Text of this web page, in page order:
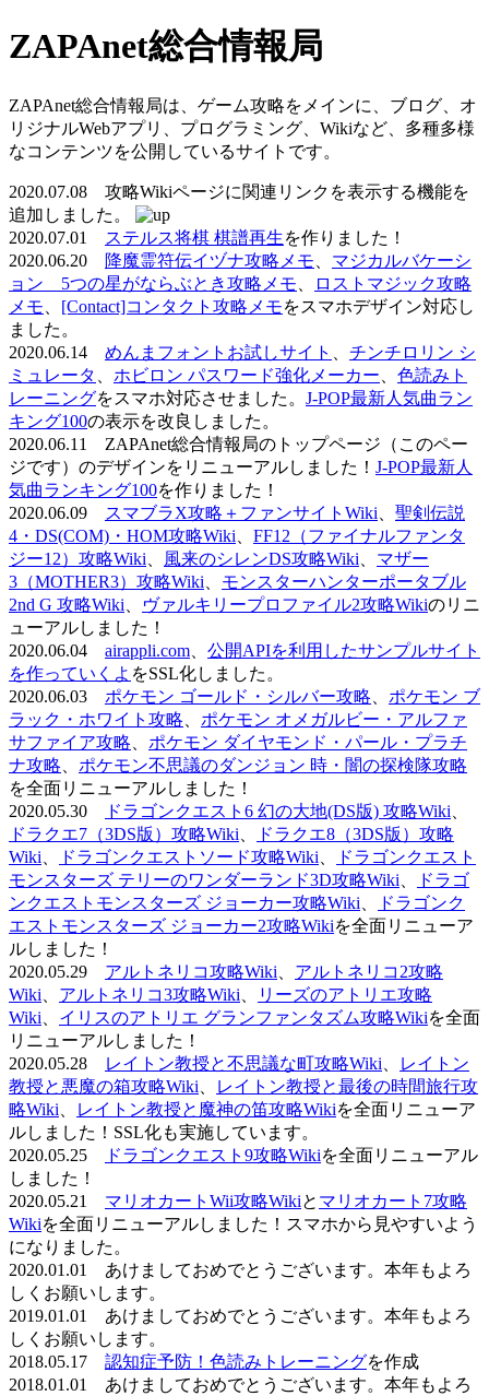
ZAPAnet総合情報局
ZAPAnet総合情報局は、ゲーム攻略をメインに、ブログ、オ
リジナルWebアプリ、プログラミング、Wikiなど、多種多様
なコンテンツを公開しているサイトです。
2020.07.08 攻略Wikiページに関連リンクを表示する機能を
追加しました。
2020.07.01
ステルス将棋 棋譜再生を作りました！
2020.06.20
降魔霊符伝イヅナ攻略メモ
マジカルバケーシ
ョン 5つの星がならぶとき攻略メモ
ロストマジック攻略
メモ
[Contact]コンタクト攻略メモをスマホデザイン対応し
ました。
2020.06.14 めんまフォントお試しサイト
チンチロリン シ
ミュレータ
ホビロン パスワード強化メーカー
色読みト
レーニングをスマホ対応させました。 J-POP最新人気曲ラン
キング100の表示を改良しました。
2020.06.11 ZAPAnet総合情報局のトップページ（このペー
ジです）のデザインをリニューアルしました！ J-POP最新人
気曲ランキング100を作りました！
2020.06.09
スマブラX攻略＋ファンサイトWiki
聖剣伝説
4・DS(COM)・HOM攻略Wiki
FF12（ファイナルファンタ
ジー12）攻略Wiki
風来のシレンDS攻略Wiki
マザー
3（MOTHER3）攻略Wiki
モンスターハンターポータブル
2nd G 攻略Wiki
ヴァルキリープロファイル2攻略Wikiのリニ
ューアルしました！
2020.06.04 airappli.com
公開APIを利用したサンプルサイト
を作っていくよ をSSL化しました。
2020.06.03 ポケモン ゴールド・シルバー攻略
ポケモン ブ
ラック・ホワイト攻略
ポケモン オメガルビー・アルファ
サファイア攻略
ポケモン ダイヤモンド・パール・プラチ
ナ攻略
ポケモン不思議のダンジョン 時・闇の探検隊攻略
を全面リニューアルしました！
2020.05.30
ドラゴンクエスト6 幻の大地(DS版) 攻略Wiki
ドラクエ7（3DS版）攻略Wiki
ドラクエ8（3DS版）攻略
Wiki
ドラゴンクエストソード攻略Wiki
ドラゴンクエスト
モンスターズ テリーのワンダーランド3D攻略Wiki
ドラゴ
ンクエストモンスターズ ジョーカー攻略Wiki
ドラゴンク
エストモンスターズ ジョーカー2攻略Wikiを全面リニューア
ルしました！
2020.05.29 アルトネリコ攻略Wiki
アルトネリコ2攻略
Wiki
アルトネリコ3攻略Wiki
リーズのアトリエ攻略
Wiki
イリスのアトリエ グランファンタズム攻略Wikiを全面
リニューアルしました！
2020.05.28
レイトン教授と不思議な町攻略Wiki
レイトン
教授と悪魔の箱攻略Wiki
レイトン教授と最後の時間旅行攻
略Wiki
レイトン教授と魔神の笛攻略Wikiを全面リニューア
ルしました！SSL化も実施しています。
2020.05.25
ドラゴンクエスト9攻略Wikiを全面リニューアル
しました！
2020.05.21 マリオカートWii攻略Wikiと マリオカート7攻略
Wikiを全面リニューアルしました！スマホから見やすいよう
になりました。
2020.01.01 あけましておめでとうございます。本年もよろ
しくお願いします。
2019.01.01 あけましておめでとうございます。本年もよろ
しくお願いします。
2018.05.17 認知症予防！色読みトレーニングを作成
2018.01.01 あけましておめでとうございます。本年もよろ